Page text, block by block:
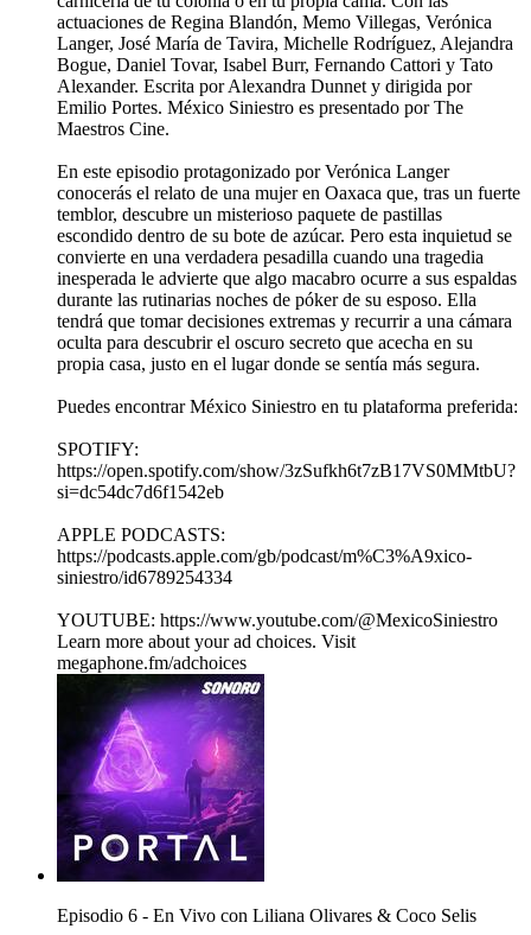
actuaciones de Regina Blandón, Memo Villegas, Verónica
Langer, José María de Tavira, Michelle Rodríguez, Alejandra
Bogue, Daniel Tovar, Isabel Burr, Fernando Cattori y Tato
Alexander. Escrita por Alexandra Dunnet y dirigida por
Emilio Portes. México Siniestro es presentado por The
Maestros Cine.
En este episodio protagonizado por Verónica Langer
conocerás el relato de una mujer en Oaxaca que, tras un fuerte
temblor, descubre un misterioso paquete de pastillas
escondido dentro de su bote de azúcar. Pero esta inquietud se
convierte en una verdadera pesadilla cuando una tragedia
inesperada le advierte que algo macabro ocurre a sus espaldas
durante las rutinarias noches de póker de su esposo. Ella
tendrá que tomar decisiones extremas y recurrir a una cámara
oculta para descubrir el oscuro secreto que acecha en su
propia casa, justo en el lugar donde se sentía más segura.
Puedes encontrar México Siniestro en tu plataforma preferida:
SPOTIFY:
https://open.spotify.com/show/3zSufkh6t7zB17VS0MMtbU?
si=dc54dc7d6f1542eb
APPLE PODCASTS:
https://podcasts.apple.com/gb/podcast/m%C3%A9xico-
siniestro/id6789254334
YOUTUBE: https://www.youtube.com/@MexicoSiniestro
Learn more about your ad choices. Visit
megaphone.fm/adchoices
Episodio 6 - En Vivo con Liliana Olivares & Coco Selis